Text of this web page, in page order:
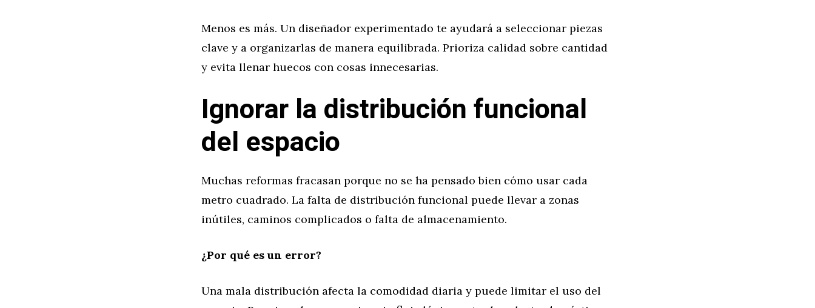
Menos es más. Un diseñador experimentado te ayudará a seleccionar piezas
clave y a organizarlas de manera equilibrada. Prioriza calidad sobre cantidad
y evita llenar huecos con cosas innecesarias.
Ignorar la distribución funcional
del espacio
Muchas reformas fracasan porque no se ha pensado bien cómo usar cada
metro cuadrado. La falta de distribución funcional puede llevar a zonas
inútiles, caminos complicados o falta de almacenamiento.
¿Por qué es un error?
Una mala distribución afecta la comodidad diaria y puede limitar el uso del